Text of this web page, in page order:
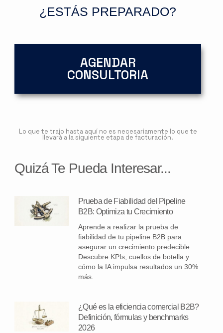
¿ESTÁS PREPARADO?
AGENDAR
CONSULTORIA
Lo que te trajo hasta aquí no es necesariamente lo que te
llevará a la siguiente etapa de facturación.
Quizá Te Pueda Interesar...
Prueba de Fiabilidad del Pipeline
B2B: Optimiza tu Crecimiento
Aprende a realizar la prueba de
fiabilidad de tu pipeline B2B para
asegurar un crecimiento predecible.
Descubre KPIs, cuellos de botella y
cómo la IA impulsa resultados un 30%
más.
¿Qué es la eficiencia comercial B2B?
Definición, fórmulas y benchmarks
2026